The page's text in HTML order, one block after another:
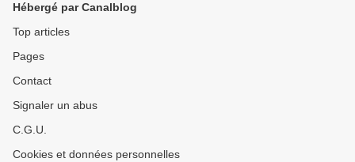
Hébergé par Canalblog
Top articles
Pages
Contact
Signaler un abus
C.G.U.
Cookies et données personnelles